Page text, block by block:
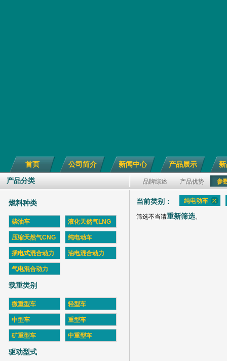
首页 公司简介 新闻中心 产品展示
产品分类 品牌综述 产品优势 参
燃料种类
柴油车 液化天然气LNG
压缩天然气CNG 纯电动车
插电式混合动力 油电混合动力
气电混合动力
载重类别
微重型车 轻型车
中型车 重型车
矿重型车 中重型车
驱动型式
当前类别： 纯电动车
筛选不当请重新筛选。